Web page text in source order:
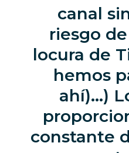
canal
riesgo
locura de
hemos
ahí)...)
constante